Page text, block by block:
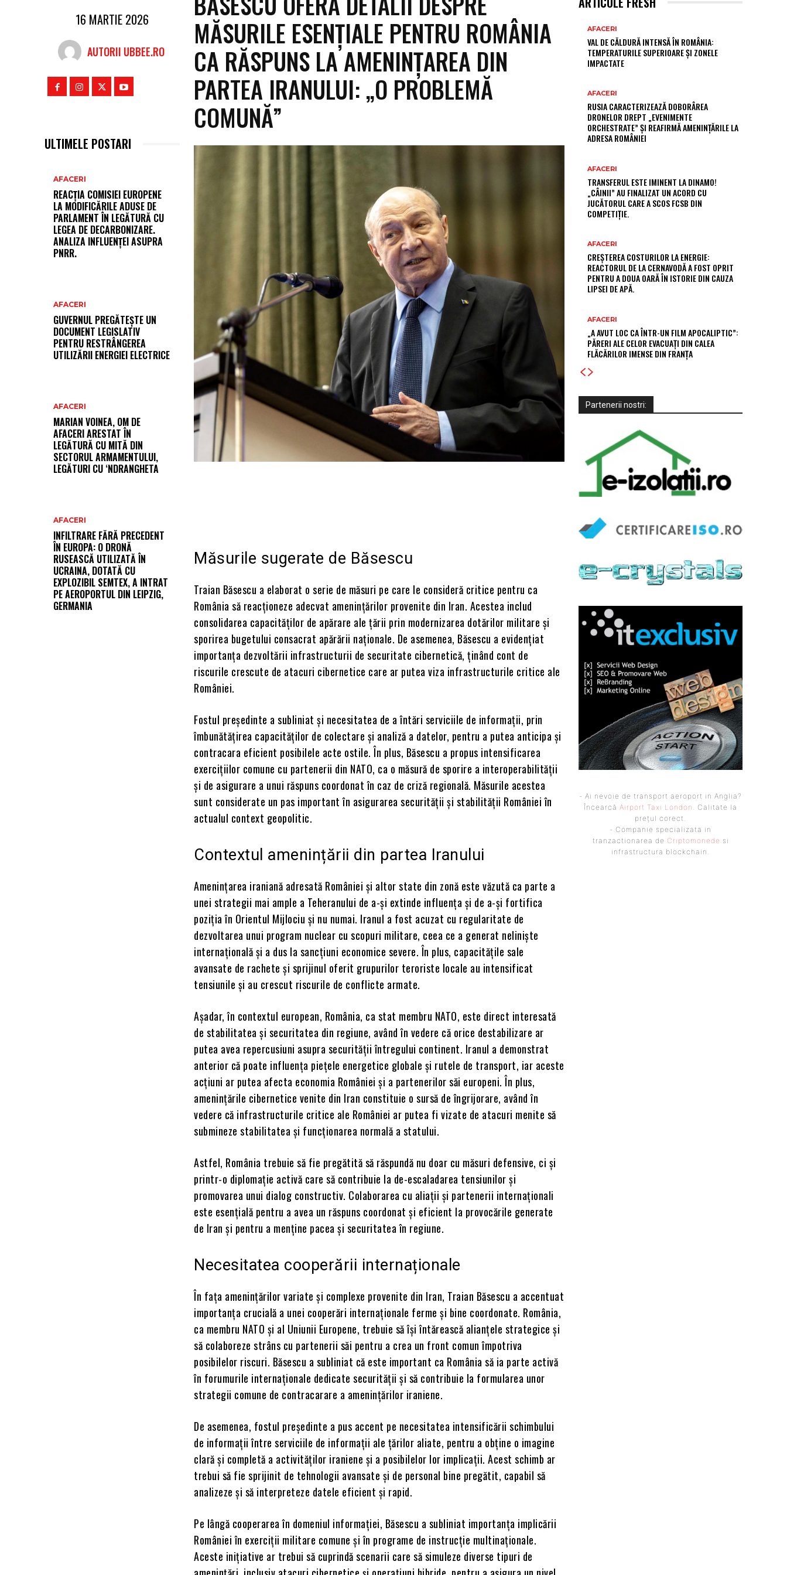
16 MARTIE 2026
AUTORII UBBEE.RO
ULTIMELE POSTARI
AFACERI
REACȚIA COMISIEI EUROPENE
LA MODIFICĂRILE ADUSE DE
PARLAMENT ÎN LEGĂTURĂ CU
LEGEA DE DECARBONIZARE.
ANALIZA INFLUENȚEI ASUPRA
PNRR.
AFACERI
GUVERNUL PREGĂTEȘTE UN
DOCUMENT LEGISLATIV
PENTRU RESTRÂNGEREA
UTILIZĂRII ENERGIEI ELECTRICE
AFACERI
MARIAN VOINEA, OM DE
AFACERI ARESTAT ÎN
LEGĂTURĂ CU MITĂ DIN
SECTORUL ARMAMENTULUI,
LEGĂTURI CU ‘NDRANGHETA
AFACERI
INFILTRARE FĂRĂ PRECEDENT
ÎN EUROPA: O DRONĂ
RUSEASCĂ UTILIZATĂ ÎN
UCRAINA, DOTATĂ CU
EXPLOZIBIL SEMTEX, A INTRAT
PE AEROPORTUL DIN LEIPZIG,
GERMANIA
MĂSURILE ESENȚIALE PENTRU ROMÂNIA
CA RĂSPUNS LA AMENINȚAREA DIN
PARTEA IRANULUI: „O PROBLEMĂ
COMUNĂ”
Măsurile sugerate de Băsescu
Traian Băsescu a elaborat o serie de măsuri pe care le consideră critice pentru ca
România să reacționeze adecvat amenințărilor provenite din Iran. Acestea includ
consolidarea capacităților de apărare ale țării prin modernizarea dotărilor militare și
sporirea bugetului consacrat apărării naționale. De asemenea, Băsescu a evidențiat
importanța dezvoltării infrastructurii de securitate cibernetică, ținând cont de
riscurile crescute de atacuri cibernetice care ar putea viza infrastructurile critice ale
României.
Fostul președinte a subliniat și necesitatea de a întări serviciile de informații, prin
îmbunătățirea capacităților de colectare și analiză a datelor, pentru a putea anticipa și
contracara eficient posibilele acte ostile. În plus, Băsescu a propus intensificarea
exercițiilor comune cu partenerii din NATO, ca o măsură de sporire a interoperabilității
și de asigurare a unui răspuns coordonat în caz de criză regională. Măsurile acestea
sunt considerate un pas important în asigurarea securității și stabilității României în
actualul context geopolitic.
Contextul amenințării din partea Iranului
Amenințarea iraniană adresată României și altor state din zonă este văzută ca parte a
unei strategii mai ample a Teheranului de a-și extinde influența și de a-și fortifica
poziția în Orientul Mijlociu și nu numai. Iranul a fost acuzat cu regularitate de
dezvoltarea unui program nuclear cu scopuri militare, ceea ce a generat neliniște
internațională și a dus la sancțiuni economice severe. În plus, capacitățile sale
avansate de rachete și sprijinul oferit grupurilor teroriste locale au intensificat
tensiunile și au crescut riscurile de conflicte armate.
Așadar, în contextul european, România, ca stat membru NATO, este direct interesată
de stabilitatea și securitatea din regiune, având în vedere că orice destabilizare ar
putea avea repercusiuni asupra securității întregului continent. Iranul a demonstrat
anterior că poate influența piețele energetice globale și rutele de transport, iar aceste
acțiuni ar putea afecta economia României și a partenerilor săi europeni. În plus,
amenințările cibernetice venite din Iran constituie o sursă de îngrijorare, având în
vedere că infrastructurile critice ale României ar putea fi vizate de atacuri menite să
submineze stabilitatea și funcționarea normală a statului.
Astfel, România trebuie să fie pregătită să răspundă nu doar cu măsuri defensive, ci și
printr-o diplomație activă care să contribuie la de-escaladarea tensiunilor și
promovarea unui dialog constructiv. Colaborarea cu aliații și partenerii internaționali
este esențială pentru a avea un răspuns coordonat și eficient la provocările generate
de Iran și pentru a menține pacea și securitatea în regiune.
Necesitatea cooperării internaționale
În fața amenințărilor variate și complexe provenite din Iran, Traian Băsescu a accentuat
importanța crucială a unei cooperări internaționale ferme și bine coordonate. România,
ca membru NATO și al Uniunii Europene, trebuie să își întărească alianțele strategice și
să colaboreze strâns cu partenerii săi pentru a crea un front comun împotriva
posibilelor riscuri. Băsescu a subliniat că este important ca România să ia parte activă
în forumurile internaționale dedicate securității și să contribuie la formularea unor
strategii comune de contracarare a amenințărilor iraniene.
De asemenea, fostul președinte a pus accent pe necesitatea intensificării schimbului
de informații între serviciile de informații ale țărilor aliate, pentru a obține o imagine
clară și completă a activităților iraniene și a posibilelor lor implicații. Acest schimb ar
trebui să fie sprijinit de tehnologii avansate și de personal bine pregătit, capabil să
analizeze și să interpreteze datele eficient și rapid.
Pe lângă cooperarea în domeniul informației, Băsescu a subliniat importanța implicării
României în exerciții militare comune și în programe de instrucție multinaționale.
Aceste inițiative ar trebui să cuprindă scenarii care să simuleze diverse tipuri de
AFACERI
VAL DE CĂLDURĂ INTENSĂ ÎN ROMÂNIA:
TEMPERATURILE SUPERIOARE ȘI ZONELE
IMPACTATE
AFACERI
RUSIA CARACTERIZEAZĂ DOBORÂREA
DRONELOR DREPT „EVENIMENTE
ORCHESTRATE” ȘI REAFIRMĂ AMENINȚĂRILE LA
ADRESA ROMÂNIEI
AFACERI
TRANSFERUL ESTE IMINENT LA DINAMO!
„CÂINII” AU FINALIZAT UN ACORD CU
JUCĂTORUL CARE A SCOS FCSB DIN
COMPETIȚIE.
AFACERI
CREȘTEREA COSTURILOR LA ENERGIE:
REACTORUL DE LA CERNAVODĂ A FOST OPRIT
PENTRU A DOUA OARĂ ÎN ISTORIE DIN CAUZA
LIPSEI DE APĂ.
AFACERI
„A AVUT LOC CA ÎNTR-UN FILM APOCALIPTIC”:
PĂRERI ALE CELOR EVACUAȚI DIN CALEA
FLĂCĂRILOR IMENSE DIN FRANȚA
Partenerii nostri:
- Ai nevoie de transport aeroport in Anglia?
Încearcă Airport Taxi London . Calitate la
prețul corect.
- Companie specializata in
tranzactionarea de Criptomonede si
infrastructura blockchain.